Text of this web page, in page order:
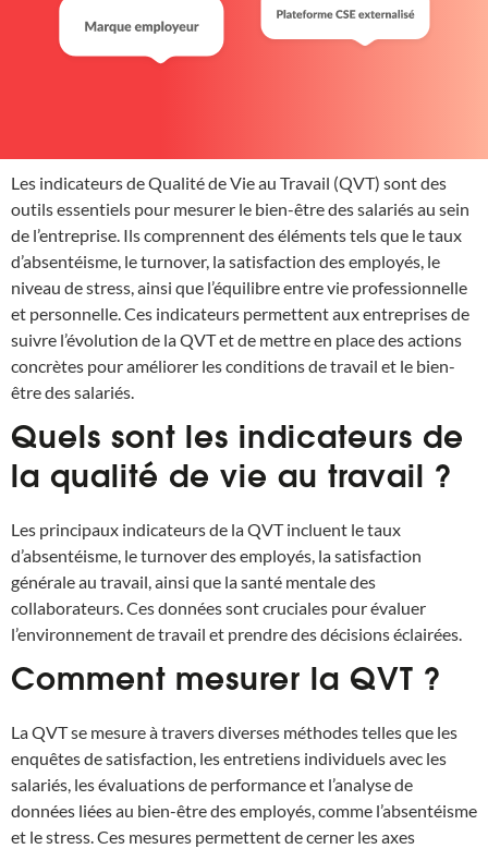
Les indicateurs de Qualité de Vie au Travail (QVT) sont des
outils essentiels pour mesurer le bien-être des salariés au sein
de l’entreprise. Ils comprennent des éléments tels que le taux
d’absentéisme, le turnover, la satisfaction des employés, le
niveau de stress, ainsi que l’équilibre entre vie professionnelle
et personnelle. Ces indicateurs permettent aux entreprises de
suivre l’évolution de la QVT et de mettre en place des actions
concrètes pour améliorer les conditions de travail et le bien-
être des salariés.
Quels sont les indicateurs de
la qualité de vie au travail ?
Les principaux indicateurs de la QVT incluent le taux
d’absentéisme, le turnover des employés, la satisfaction
générale au travail, ainsi que la santé mentale des
collaborateurs. Ces données sont cruciales pour évaluer
l’environnement de travail et prendre des décisions éclairées.
Comment mesurer la QVT ?
La QVT se mesure à travers diverses méthodes telles que les
enquêtes de satisfaction, les entretiens individuels avec les
salariés, les évaluations de performance et l’analyse de
données liées au bien-être des employés, comme l’absentéisme
et le stress. Ces mesures permettent de cerner les axes